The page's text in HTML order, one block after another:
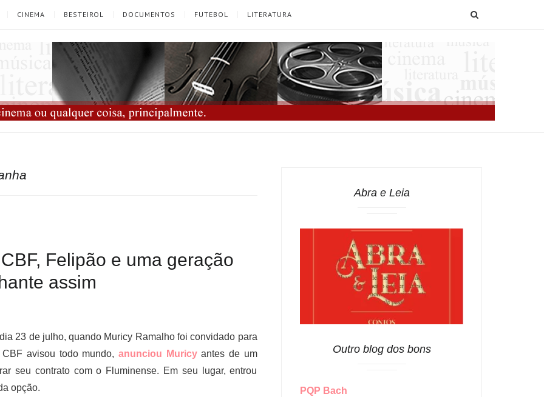
CINEMA BESTEIROL DOCUMENTOS FUTEBOL LITERATURA
Felipão e uma geração
assim
23 de julho, quando Muricy Ramalho foi convidado para
avisou todo mundo, anunciou Muricyantes de um
seu contrato com o Fluminense. Em seu lugar, entrou
opção.
Abra e Leia
Outro blog dos bons
PQP Bach